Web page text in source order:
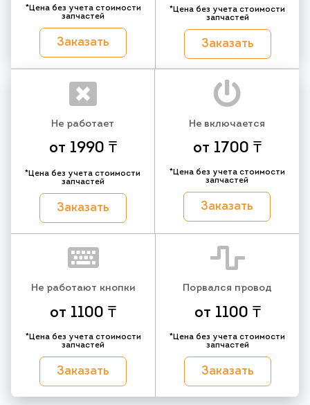
*Цена без учета стоимости
запчастей
Заказать
*Цена без учета стоимости
запчастей
Заказать
Не работает
от 1990 ₸
*Цена без учета стоимости
запчастей
Заказать
Не включается
от 1700 ₸
*Цена без учета стоимости
запчастей
Заказать
Не работают кнопки
от 1100 ₸
*Цена без учета стоимости
запчастей
Заказать
Порвался провод
от 1100 ₸
*Цена без учета стоимости
запчастей
Заказать